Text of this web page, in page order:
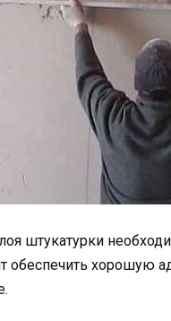
штукатурки
обеспечить хорошую